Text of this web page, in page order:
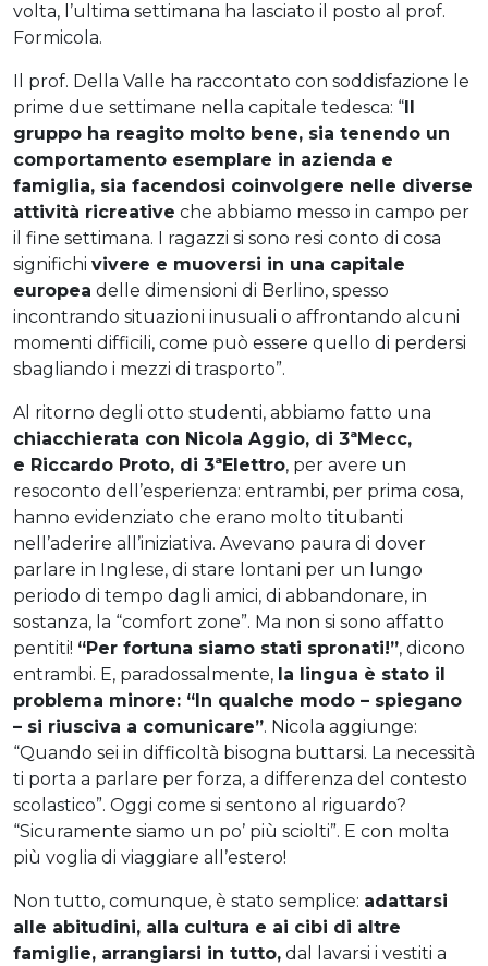
volta, l’ultima settimana ha lasciato il posto al prof.
Formicola.
Il prof. Della Valle ha raccontato con soddisfazione le
prime due settimane nella capitale tedesca: “
gruppo ha reagito molto bene, sia tenendo un
comportamento esemplare in azienda e
famiglia, sia facendosi coinvolgere nelle diverse
attività ricreative che abbiamo messo in campo per
il fine settimana. I ragazzi si sono resi conto di cosa
significhi vivere e muoversi in una capitale
europea delle dimensioni di Berlino, spesso
incontrando situazioni inusuali o affrontando alcuni
momenti difficili, come può essere quello di perdersi
sbagliando i mezzi di trasporto”.
Al ritorno degli otto studenti, abbiamo fatto una
chiacchierata con Nicola Aggio, di 3ªMecc,
e Riccardo Proto, di 3ªElettro, per avere un
resoconto dell’esperienza: entrambi, per prima cosa,
hanno evidenziato che erano molto titubanti
nell’aderire all’iniziativa. Avevano paura di dover
parlare in Inglese, di stare lontani per un lungo
periodo di tempo dagli amici, di abbandonare, in
sostanza, la “comfort zone”. Ma non si sono affatto
pentiti! “Per fortuna siamo stati spronati!”, dicono
entrambi. E, paradossalmente, la lingua è stato il
problema minore: “In qualche modo – spiegano
– si riusciva a comunicare”. Nicola aggiunge:
“Quando sei in difficoltà bisogna buttarsi. La necessità
ti porta a parlare per forza, a differenza del contesto
scolastico”. Oggi come si sentono al riguardo?
“Sicuramente siamo un po’ più sciolti”. E con molta
più voglia di viaggiare all’estero!
Non tutto, comunque, è stato semplice: adattarsi
alle abitudini, alla cultura e ai cibi di altre
famiglie, arrangiarsi in tutto, dal lavarsi i vestiti a